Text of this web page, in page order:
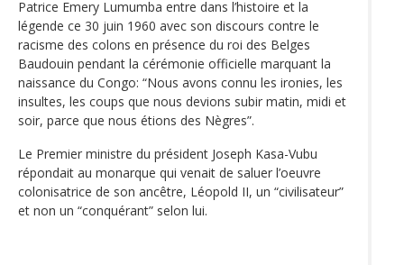
Patrice Emery Lumumba entre dans l’histoire et la
légende ce 30 juin 1960 avec son discours contre le
racisme des colons en présence du roi des Belges
Baudouin pendant la cérémonie officielle marquant la
naissance du Congo: “Nous avons connu les ironies, les
insultes, les coups que nous devions subir matin, midi et
soir, parce que nous étions des Nègres”.
Le Premier ministre du président Joseph Kasa-Vubu
répondait au monarque qui venait de saluer l’oeuvre
colonisatrice de son ancêtre, Léopold II, un “civilisateur”
et non un “conquérant” selon lui.